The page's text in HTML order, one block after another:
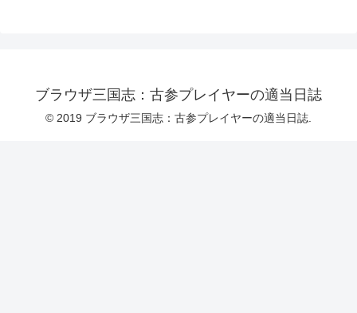
ブラウザ三国志：古参プレイヤーの適当日誌
© 2019 ブラウザ三国志：古参プレイヤーの適当日誌.